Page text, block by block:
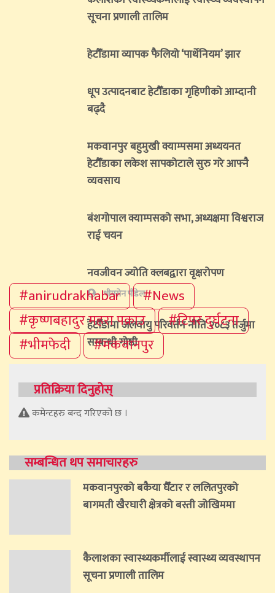
सूचना प्रणाली तालिम
हेटौँडामा व्यापक फैलियो ‘पार्थेनियम’ झार
धूप उत्पादनबाट हेटौँडाका गृहिणीको आम्दानी
बढ्दै
मकवानपुर बहुमुखी क्याम्पसमा अध्ययनत
हेटौँडाका लकेश सापकोटाले सुरु गरे आफ्नै
व्यवसाय
बंशगोपाल क्याम्पसको सभा, अध्यक्षमा विश्वराज
राई चयन
नवजीवन ज्योति क्लबद्वारा वृक्षरोपण
भीमसेन पौडेल
हेटाैँडामा जलवायु परिवर्तन नीति २०८३ तर्जुमा
सम्बन्धी गोष्ठी
हेटौँडाबाट अनलाइन ठगी गिरोह पक्राउ
इजरायलसँग सहकार्य बढाउँदै बागमती
#anirudrakhabar
#News
#कृष्णबहादुर महरा पक्राउ
#टिपर दुर्घटना
#भीमफेदी
#मकवानपुर
प्रतिक्रिया दिनुहोस्
कमेन्टहरु बन्द गरिएको छ ।
सम्बन्धित थप समाचारहरु
मकवानपुरको बकैया घैँटार र ललितपुरको
बागमती खैरघारी क्षेत्रको बस्ती जोखिममा
कैलाशका स्वास्थ्यकर्मीलाई स्वास्थ्य व्यवस्थापन
सूचना प्रणाली तालिम